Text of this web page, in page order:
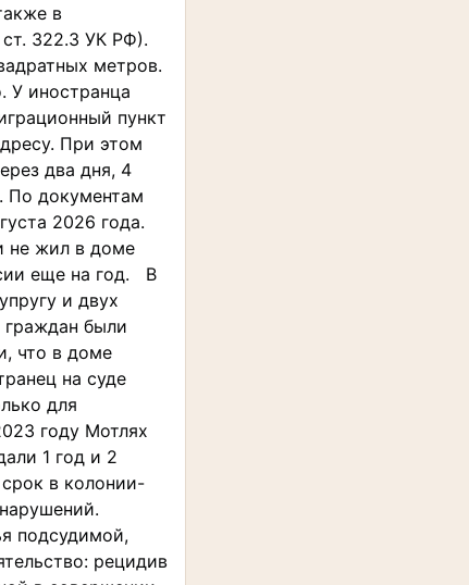
в
ст. 322.3 УК РФ).
метров.
У иностранца
пункт
При этом
два дня, 4
По документам
2026 года.
не жил в доме
еще на год. В
и двух
были
что в доме
на суде
для
году Мотлях
1 год и 2
в колонии-
подсудимой,
рецидив